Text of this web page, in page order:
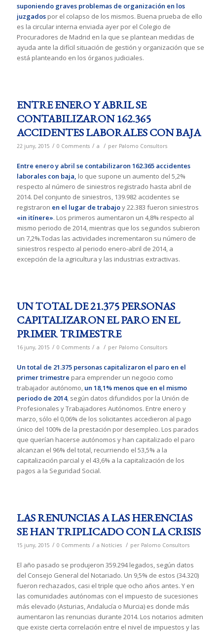
suponiendo graves problemas de organización en los
juzgados por el colapso de los mismos. Buena prueba de ello
es la circular interna enviada ayer por el Colegio de
Procuradores de Madrid en la que se plantean medidas de
ayuda ante la difícil situación de gestión y organización que se
está planteando en los órganos judiciales.
ENTRE ENERO Y ABRIL SE
CONTABILIZARON 162.365
ACCIDENTES LABORALES CON BAJA
22 juny, 2015 / 0 Comments / a / per Palomo Consultors
Entre enero y abril se contabilizaron 162.365 accidentes
laborales con baja, lo que supone un aumento del 5,2%
respecto al número de siniestros registrado hasta abril de
2014. Del conjunto de siniestros, 139.982 accidentes se
registraron en el lugar de trabajoy 22.383 fueron siniestros
«in itínere». Los primeros aumentaron un 4,8% respecto al
mismo periodo de 2014, mientras que los segundos subieron
un 7,2%.Todas las actividades incrementaron su número de
siniestros respecto al periodo enero-abril de 2014, a
excepción de la agricultura y las industrias extractivas.
UN TOTAL DE 21.375 PERSONAS
CAPITALIZARON EL PARO EN EL
PRIMER TRIMESTRE
16 juny, 2015 / 0 Comments / a / per Palomo Consultors
Un total de 21.375 personas capitalizaron el paro en el
primer trimestre para emprender un negocio como
trabajador autónomo, un 18,1% menos que en el mismo
periodo de 2014, según datos difundidos por la Unión de
Profesionales y Trabajadores Autónomos. Entre enero y
marzo, sólo el 0,06% de los solicitantes accedieron al pago
único del 100% de la prestación por desempleo. Los parados
que querían hacerse autónomos y han capitalizado el paro
alcanzan el 96% del total, recurriendo el 53,5% a la
capitalización parcial y el 43,6% a la capitalización de los
pagos a la Seguridad Social.
LAS RENUNCIAS A LAS HERENCIAS
SE HAN TRIPLICADO CON LA CRISIS
15 juny, 2015 / 0 Comments / a Notícies / per Palomo Consultors
El año pasado se produjeron 359.294 legados, según datos
del Consejo General del Notariado. Un 9,5% de estos (34.320)
fueron rechazados, casi el triple que ocho años antes. Y en
las comunidades autónomas con el impuesto de sucesiones
más elevado (Asturias, Andalucía o Murcia) es donde más
aumentaron las renuncias durante 2014. Los notarios admiten
que existe cierta correlación entre el nivel de impuestos y las